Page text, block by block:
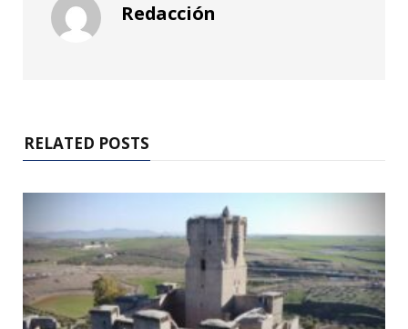
Redacción
RELATED POSTS